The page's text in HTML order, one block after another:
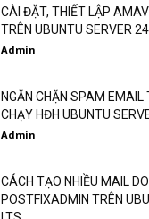
CÀI ĐẶT, THIẾT LẬP
TRÊN UBUNTU SERVER
Admin
NGĂN CHẶN SPAM EMAIL
CHẠY HĐH UBUNTU
Admin
CÁCH TẠO NHIỀU MAIL
POSTFIXADMIN TRÊN